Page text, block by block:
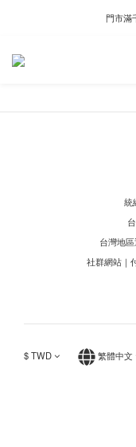
新自製款系
門市滿
全家
統
台灣地
社群網站｜
$TWD 繁體中文